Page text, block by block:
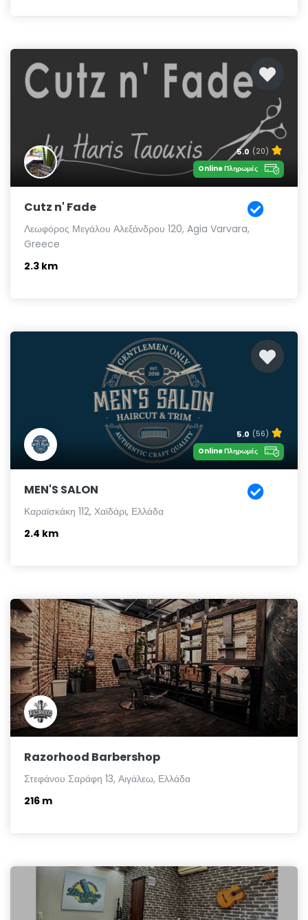
5.0 (20)
Online Πληρωμές
Cutz n' Fade
Λεωφόρος Μεγάλου Αλεξάνδρου 120, Agia Varvara,
Greece
2.3 km
5.0 (56)
Online Πληρωμές
MEN'S SALON
Καραϊσκάκη 112, Χαϊδάρι, Ελλάδα
2.4 km
Razorhood Barbershop
Στεφάνου Σαράφη 13, Αιγάλεω, Ελλάδα
216 m